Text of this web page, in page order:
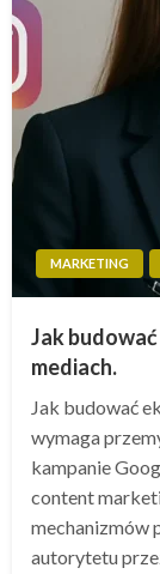
MARKETING
Jak
mediach.
Jak budować
wymaga
kampanie
content
mechanizmów
autorytetu